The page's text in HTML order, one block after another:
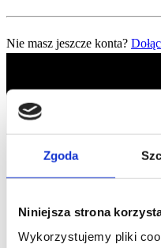
Zgoda
Niniejsza strona
Wykorzystujemy pliki
Nie masz jeszcze konta?
Szpilka
Profil tiktok